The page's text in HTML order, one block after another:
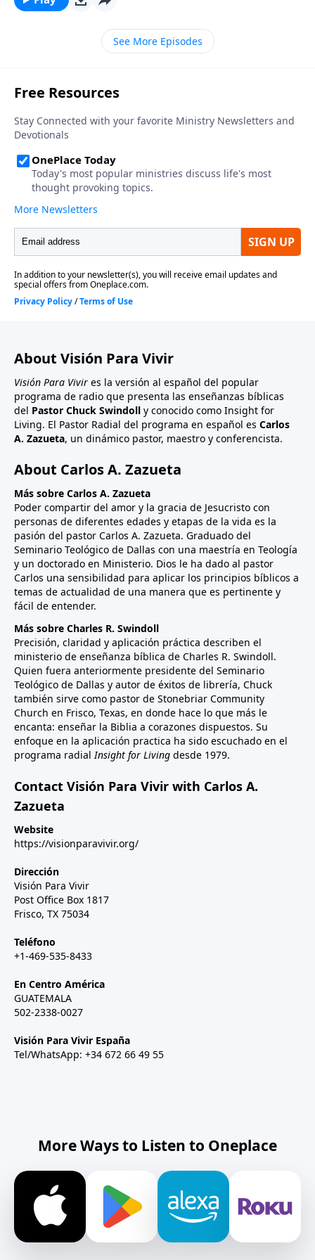
está complacido con nosotros y que Él nos da
permiso para disfrutar de nosotros mismos, de las
cosas que Él nos da, pero sobre todo, disfrutarlo a Él,
punzante de la depresión, para que la felicidad
impregne todos los años de nuestras vidas.
See More Episodes
About Visión Para Vivir
Visión Para Vivir es la versión al español del popular
programa de radio que presenta las enseñanzas bíblicas
del Pastor Chuck Swindoll y conocido como Insight for
Living. El Pastor Radial del programa en español es Carlos
A. Zazueta, un dinámico pastor, maestro y conferencista.
About Carlos A. Zazueta
Más sobre Carlos A. Zazueta
Poder compartir del amor y la gracia de Jesucristo con
personas de diferentes edades y etapas de la vida es la
pasión del pastor Carlos A. Zazueta. Graduado del
Seminario Teológico de Dallas con una maestría en Teología
y un doctorado en Ministerio. Dios le ha dado al pastor
Carlos una sensibilidad para aplicar los principios bíblicos a
temas de actualidad de una manera que es pertinente y
fácil de entender.
Más sobre Charles R. Swindoll
Precisión, claridad y aplicación práctica describen el
ministerio de enseñanza bíblica de Charles R. Swindoll.
Quien fuera anteriormente presidente del Seminario
Teológico de Dallas y autor de éxitos de librería, Chuck
también sirve como pastor de Stonebriar Community
Church en Frisco, Texas, en donde hace lo que más le
encanta: enseñar la Biblia a corazones dispuestos. Su
enfoque en la aplicación practica ha sido escuchado en el
programa radial Insight for Living desde 1979.
Contact Visión Para Vivir with Carlos A.
Zazueta
Website
https://visionparavivir.org/
Dirección
Visión Para Vivir
Post Office Box 1817
Frisco, TX 75034
Teléfono
+1-469-535-8433
En Centro América
GUATEMALA
502-2338-0027
Visión Para Vivir España
Tel/WhatsApp: +34 672 66 49 55
More Ways to Listen to Oneplace